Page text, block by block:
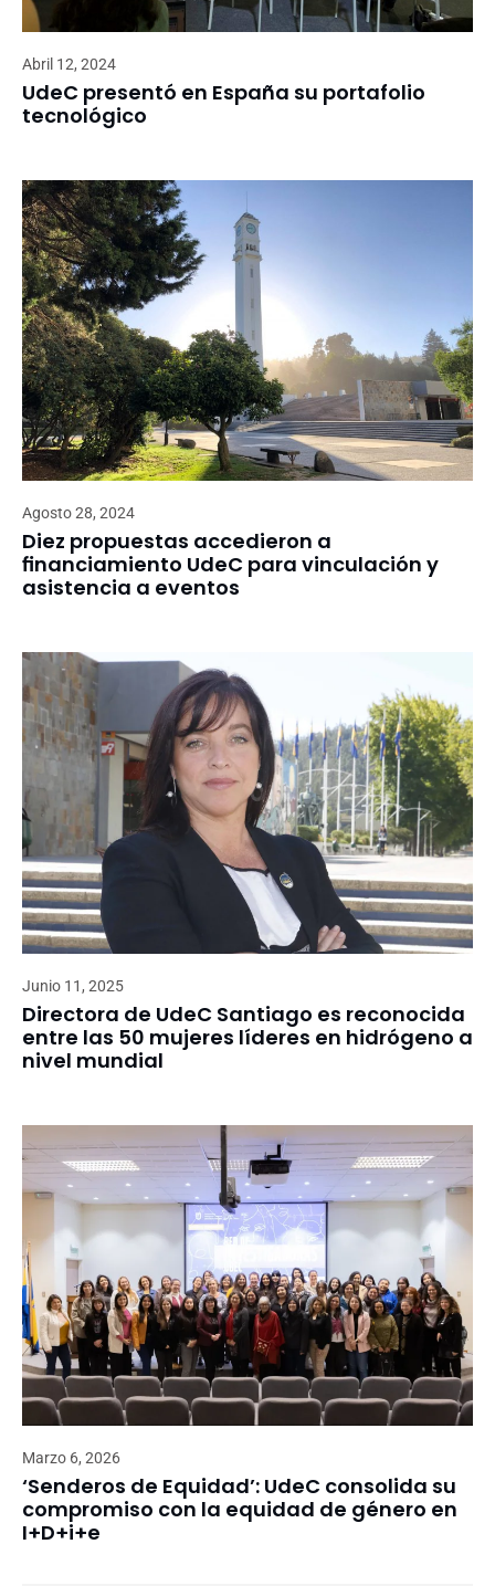
Abril 12, 2024
UdeC presentó en España su portafolio
tecnológico
Agosto 28, 2024
Diez propuestas accedieron a
financiamiento UdeC para vinculación y
asistencia a eventos
Junio 11, 2025
Directora de UdeC Santiago es reconocida
entre las 50 mujeres líderes en hidrógeno a
nivel mundial
Marzo 6, 2026
‘Senderos de Equidad’: UdeC consolida su
compromiso con la equidad de género en
I+D+i+e